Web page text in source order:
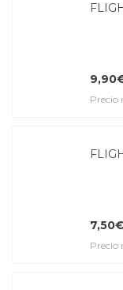
Precio
7,50€
Precio